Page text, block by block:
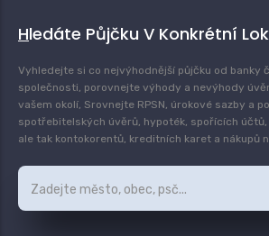
Hledáte Půjčku V Konkrétní
Vyhledejte si co nejvýhodnější půjčku od banky
společnosti, porovnejte výhody a nevýhody
vašem okolí, Srovnejte RPSN, úrokové sazby a
spotřebitelských úvěrů, hypoték, spořících
ale tak kontokorentů, kreditních karet a nákupů